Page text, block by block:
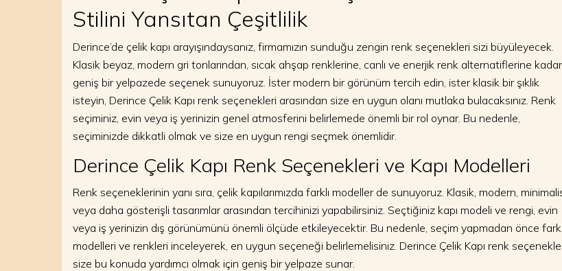
Stilini Yansıtan Çeşitlilik
Derince’de çelik kapı arayışındaysanız, firmamızın sunduğu zengin renk seçenekleri sizi büyüleyecek.
Klasik beyaz, modern gri tonlarından, sıcak ahşap renklerine, canlı ve enerjik renk alternatiflerine kadar
geniş bir yelpazede seçenek sunuyoruz. İster modern bir görünüm tercih edin, ister klasik bir şıklık
isteyin, Derince Çelik Kapı renk seçenekleri arasından size en uygun olanı mutlaka bulacaksınız. Renk
seçiminiz, evin veya iş yerinizin genel atmosferini belirlemede önemli bir rol oynar. Bu nedenle,
seçiminizde dikkatli olmak ve size en uygun rengi seçmek önemlidir.
Derince Çelik Kapı Renk Seçenekleri ve Kapı Modelleri
Renk seçeneklerinin yanı sıra, çelik kapılarımızda farklı modeller de sunuyoruz. Klasik, modern,
veya daha gösterişli tasarımlar arasından tercihinizi yapabilirsiniz. Seçtiğiniz kapı modeli ve rengi, evin
veya iş yerinizin dış görünümünü önemli ölçüde etkileyecektir. Bu nedenle, seçim yapmadan önce
modelleri ve renkleri inceleyerek, en uygun seçeneği belirlemelisiniz. Derince Çelik Kapı renk
size bu konuda yardımcı olmak için geniş bir yelpaze sunar.